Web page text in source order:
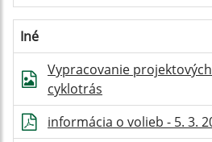
Iné
Vypracovanie
cyklotrás
informácia o volieb - 5. 3.